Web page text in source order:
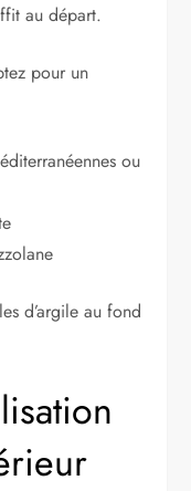
au départ.
pour un
ou
d’argile au fond